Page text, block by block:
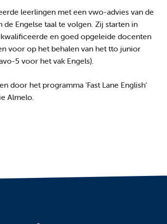
leerlingen met een vwo-advies van de
Engelse taal te volgen. Zij starten in
en goed opgeleide docenten
voor op het behalen van het tto junior
5 voor het vak Engels).
door het programma 'Fast Lane English'
Almelo.